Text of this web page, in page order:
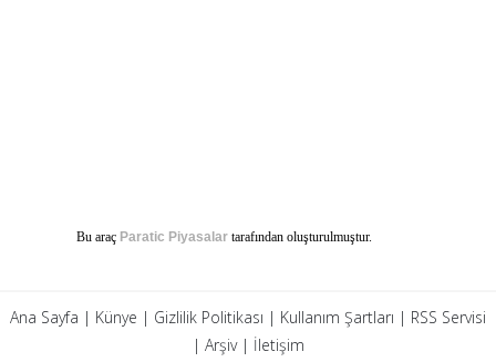
Bu araç Paratic Piyasalar tarafından oluşturulmuştur.
Ana Sayfa | Künye | Gizlilik Politikası | Kullanım Şartları | RSS Servisi
| Arşiv| İletişim